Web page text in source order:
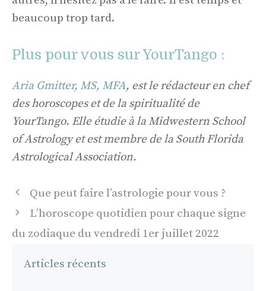
beaucoup trop tard.
Plus pour vous sur YourTango :
Aria Gmitter, MS, MFA, est le rédacteur en chef
des horoscopes et de la spiritualité de
YourTango. Elle étudie à la Midwestern School
of Astrology et est membre de la South Florida
Astrological Association.
Navigation
des
Que peut faire l’astrologie pour vous ?
L’horoscope quotidien pour chaque signe
du zodiaque du vendredi 1er juillet 2022
Articles récents